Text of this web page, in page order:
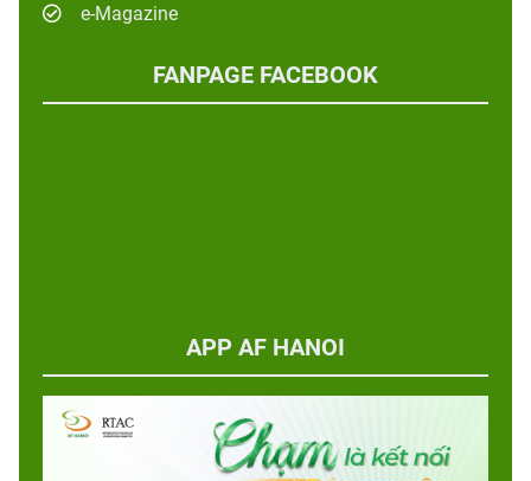
e-Magazine
FANPAGE FACEBOOK
APP AF HANOI